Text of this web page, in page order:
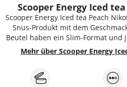
Scooper Energy Iced
Scooper Energy Iced tea Peach
Snus-Produkt mit dem
Beutel haben ein Slim-Format und
Mehr über Scooper Energy